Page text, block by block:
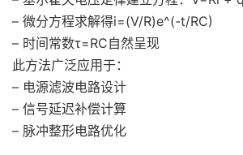
– 微分方程求解得i=(V/R)e^(-t/RC)
– 时间常数τ=RC自然呈现
此方法广泛应用于：
– 电源滤波电路设计
– 信号延迟补偿计算
– 脉冲整形电路优化